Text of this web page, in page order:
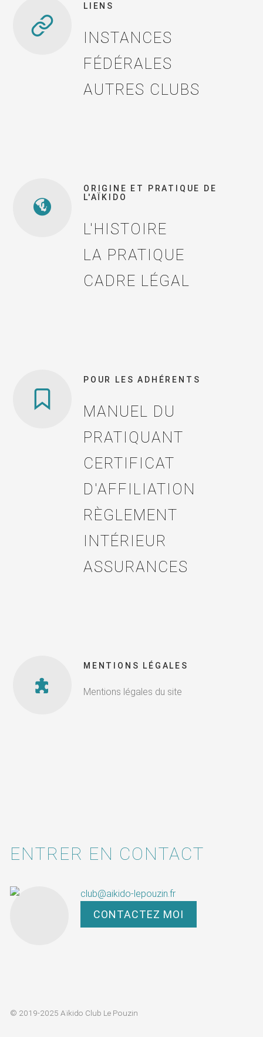
LIENS
INSTANCES
FÉDÉRALES
AUTRES CLUBS
ORIGINE ET PRATIQUE DE
L'AÏKIDO
L'HISTOIRE
LA PRATIQUE
CADRE LÉGAL
POUR LES ADHÉRENTS
MANUEL DU
PRATIQUANT
CERTIFICAT
D'AFFILIATION
RÈGLEMENT
INTÉRIEUR
ASSURANCES
MENTIONS LÉGALES
Mentions légales du site
ENTRER EN CONTACT
club@aikido-lepouzin.fr
CONTACTEZ MOI
© 2019-2025 Aïkido Club Le Pouzin